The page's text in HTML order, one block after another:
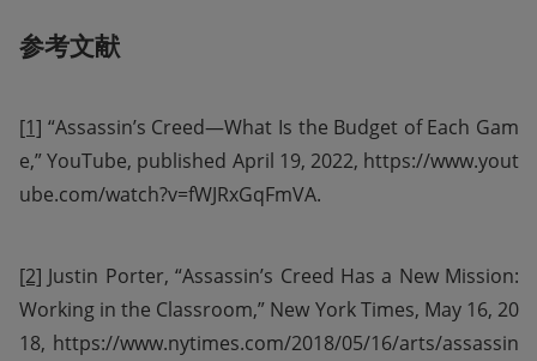
参考文献
[1] “Assassin’s Creed—What Is the Budget of Each Gam
e,” YouTube, published April 19, 2022, https://www.yout
ube.com/watch?v=fWJRxGqFmVA.
[2] Justin Porter, “Assassin’s Creed Has a New Mission:
Working in the Classroom,” New York Times, May 16, 20
18, https://www.nytimes.com/2018/05/16/arts/assassin